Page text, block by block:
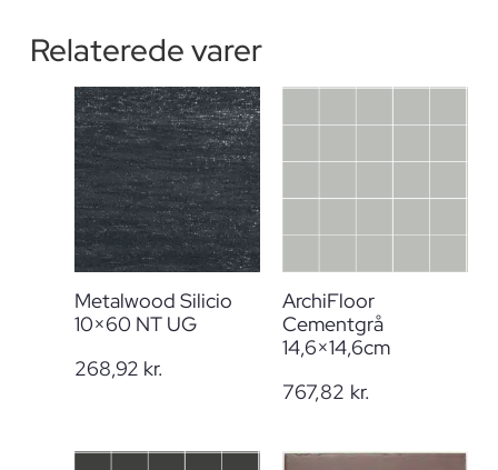
Relaterede varer
Metalwood Silicio
10×60 NT UG
268,92 kr.
ArchiFloor
Cementgrå
14,6×14,6cm
767,82 kr.